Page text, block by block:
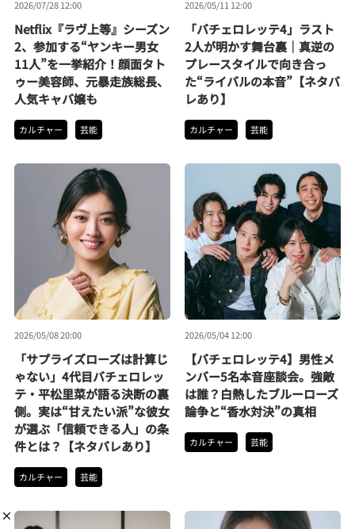
2026/07/28 12:00
Netflix『ラヴ上等』シーズン
2、参加する“ヤンキー男女
11人”を一挙紹介！顔面タト
ゥー美容師、元暴走族総長、
人気キャバ嬢も
カルチャー 芸能
2026/05/11 12:00
「バチェロレッテ4」ラスト
2人が明かす舞台裏｜真逆の
プレースタイルで向き合っ
た“ライバルの本音”【ネタバ
レあり】
カルチャー 芸能
2026/05/08 20:00
「サプライズローズは計算じ
ゃない」4代目バチェロレッ
テ・平松里菜が語る決断の裏
側。実は“甘えたい派”な彼女
が選ぶ「信頼できる人」の条
件とは？【ネタバレあり】
カルチャー 芸能
2026/05/04 12:00
【バチェロレッテ4】男性メ
ンバー5名本音座談会。強敵
は誰？白熱したブルーローズ
論争と“香水対決”の真相
カルチャー 芸能